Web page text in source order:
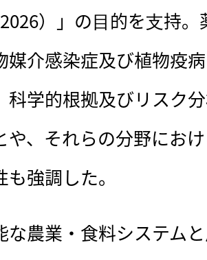
）」の⽬的を⽀持
媒介感染症及び植物疫
科学的根拠及びリスク
や、それらの分野にお
強調した。
農業・食料システム